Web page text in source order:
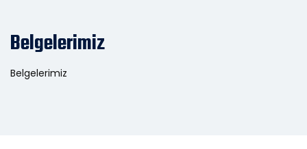
Belgelerimiz
Belgelerimiz